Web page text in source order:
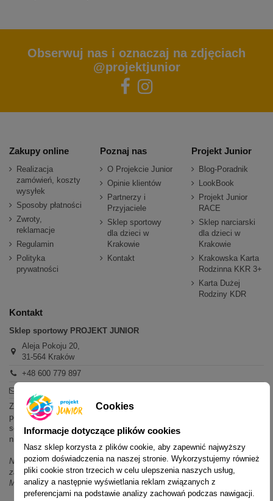
Obserwuj nas i oznaczaj na zdjęciach
@projektjunior
Zakupy online
Realizacja
zamówień, koszty
wysyłek
Sposoby płatności
Zwroty,
reklamacje
Regulamin
Polityka
prywatności
Poznaj nas
O Projekcie Junior
Opinie klientów
Partnerzy i
Przyjaciele
Sklep sportowy
dla dzieci w
Krakowie
Kontakt
Projekt Junior
Blog-Poradnik
LookBook
Projekt Junior
RACE
Sklep narciarski
dla dzieci w
Krakowie
Krakowska Karta
Rodzinna KKR 3+
Karta Dużej
Rodziny KDR
Kontakt
Sklep sportowy PROJEKT JUNIOR
Aleja Pokoju 20,
31-564 Kraków
+48 600 779 897
Zapraszamy do sklepu stacjonarnego:
poniedziałek - piątek: 11.00-19.00
sobota: 10.00-14.00
niedziela (każda): nieczynne
Nie odpowiadamy na wiadomości SMS. W sprawach dotyczących
zamówień i oferty prosimy o kontakt mailowy, telefoniczny lub przez
Messenger.
Cookies
Informacje dotyczące plików cookies
Nasz sklep korzysta z plików cookie, aby zapewnić najwyższy
poziom doświadczenia na naszej stronie. Wykorzystujemy również
pliki cookie stron trzecich w celu ulepszenia naszych usług,
analizy a następnie wyświetlania reklam związanych z
preferencjami na podstawie analizy zachowań podczas nawigacji.